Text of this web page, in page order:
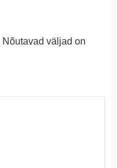
Nõutavad väljad on